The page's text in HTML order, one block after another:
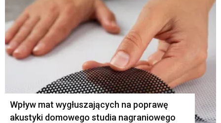
Wpływ mat wygłuszających na poprawę
akustyki domowego studia nagraniowego